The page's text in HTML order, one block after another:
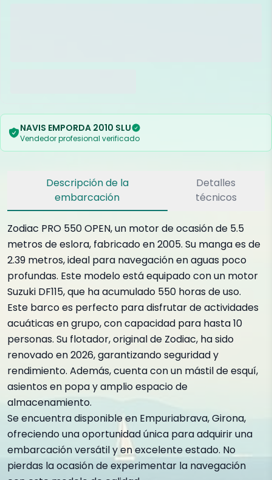
NAVIS EMPORDA 2010 SLU
Vendedor profesional verificado
Descripción de la
embarcación
Detalles
técnicos
Zodiac PRO 550 OPEN, un motor de ocasión de 5.5
metros de eslora, fabricado en 2005. Su manga es de
2.39 metros, ideal para navegación en aguas poco
profundas. Este modelo está equipado con un motor
Suzuki DF115, que ha acumulado 550 horas de uso.
Este barco es perfecto para disfrutar de actividades
acuáticas en grupo, con capacidad para hasta 10
personas. Su flotador, original de Zodiac, ha sido
renovado en 2026, garantizando seguridad y
rendimiento. Además, cuenta con un mástil de esquí,
asientos en popa y amplio espacio de
almacenamiento.
Se encuentra disponible en Empuriabrava, Girona,
ofreciendo una oportunidad única para adquirir una
embarcación versátil y en excelente estado. No
pierdas la ocasión de experimentar la navegación